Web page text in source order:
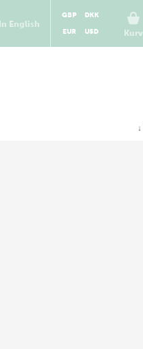
In English
Kurv
GBP
DKK
EUR
USD
↓